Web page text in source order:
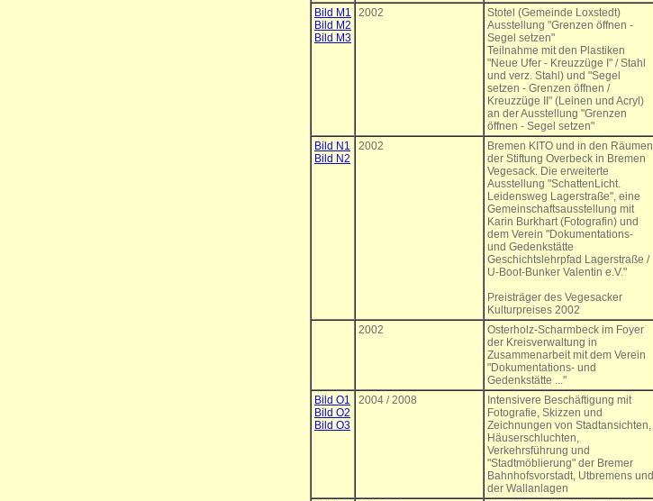
Bild M1
Bild M2
Bild M3
2002
Stotel (Gemeinde Loxstedt)
Ausstellung "Grenzen öffnen -
Segel setzen"
Teilnahme mit den Plastiken
"Neue Ufer - Kreuzzüge I" / Stahl
und verz. Stahl) und "Segel
setzen - Grenzen öffnen /
Kreuzzüge II" (Leinen und Acryl)
an der Ausstellung "Grenzen
öffnen - Segel setzen"
Bild N1
Bild N2
2002
Bremen KITO und in den Räumen
der Stiftung Overbeck in Bremen
Vegesack. Die erweiterte
Ausstellung "SchattenLicht.
Leidensweg Lagerstraße", eine
Gemeinschaftsausstellung mit
Karin Burkhart (Fotografin) und
dem Verein "Dokumentations-
und Gedenkstätte
Geschichtslehrpfad Lagerstraße /
U-Boot-Bunker Valentin e.V."
Preisträger des Vegesacker
Kulturpreises 2002
2002
Osterholz-Scharmbeck im Foyer
der Kreisverwaltung in
Zusammenarbeit mit dem Verein
"Dokumentations- und
Gedenkstätte ..."
Bild O1
Bild O2
Bild O3
2004 / 2008
Intensivere Beschäftigung mit
Fotografie, Skizzen und
Zeichnungen von Stadtansichten,
Häuserschluchten,
Verkehrsführung und
"Stadtmöblierung" der Bremer
Bahnhofsvorstadt, Utbremens und
der Wallanlagen